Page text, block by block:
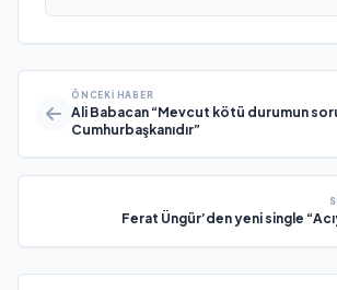
ÖNCEKI HABER
Ali Babacan “Mevcut kötü durumun
Cumhurbaşkanıdır”
Ferat Üngür’den yeni single